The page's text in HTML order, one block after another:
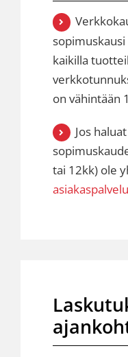
kaikilla
on vähintään
Jos
tai 12kk) ole